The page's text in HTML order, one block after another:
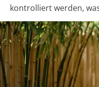
kontrolliert werden,